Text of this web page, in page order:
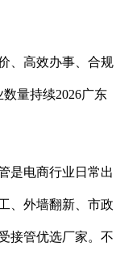
、高效办事、合规
量持续2026广东
是电商行业日常出
、外墙翻新、市政
接管优选厂家。不